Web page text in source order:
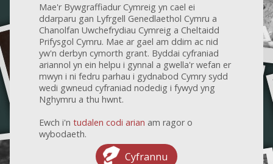
Mae'r Bywgraffiadur Cymreig yn cael ei
ddarparu gan Lyfrgell Genedlaethol Cymru a
Chanolfan Uwchefrydiau Cymreig a Cheltaidd
Prifysgol Cymru. Mae ar gael am ddim ac nid
yw'n derbyn cymorth grant. Byddai cyfraniad
ariannol yn ein helpu i gynnal a gwella'r wefan er
mwyn i ni fedru parhau i gydnabod Cymry sydd
wedi gwneud cyfraniad nodedig i fywyd yng
Nghymru a thu hwnt.
Ewch i'n tudalen codi arian am ragor o
wybodaeth.
Cyfrannu